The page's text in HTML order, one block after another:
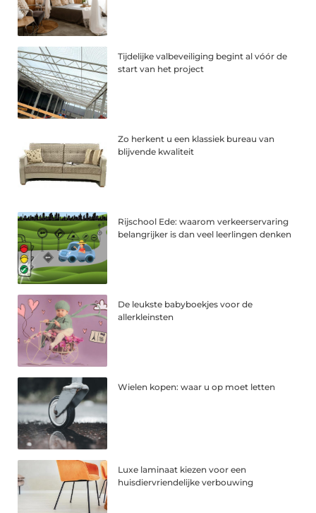
Tijdelijke valbeveiliging begint al vóór de
start van het project
Zo herkent u een klassiek bureau van
blijvende kwaliteit
Rijschool Ede: waarom verkeerservaring
belangrijker is dan veel leerlingen denken
De leukste babyboekjes voor de
allerkleinsten
Wielen kopen: waar u op moet letten
Luxe laminaat kiezen voor een
huisdiervriendelijke verbouwing